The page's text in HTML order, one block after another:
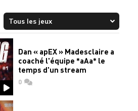
Dan « apEX » Madesclaire a
coaché l'équipe *aAa* le
temps d'un stream
0commentaires